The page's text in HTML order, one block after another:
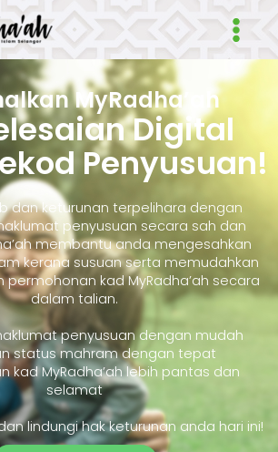
Main
MyRadha’ah
Digital
Penyusuan!
dan keturunan terpelihara dengan
penyusuan secara sah dan
membantu anda mengesahkan
kerana susuan serta memudahkan
kad MyRadha’ah secara
dalam talian.
penyusuan dengan mudah
status mahram dengan tepat
kad MyRadha’ah lebih pantas dan
selamat
lindungi hak keturunan anda hari ini!